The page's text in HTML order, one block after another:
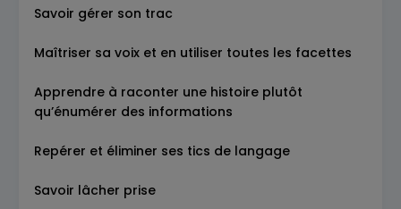
Savoir gérer son trac
Maîtriser sa voix et en utiliser toutes les facettes
Apprendre à raconter une histoire plutôt
qu’énumérer des informations
Repérer et éliminer ses tics de langage
Savoir lâcher prise